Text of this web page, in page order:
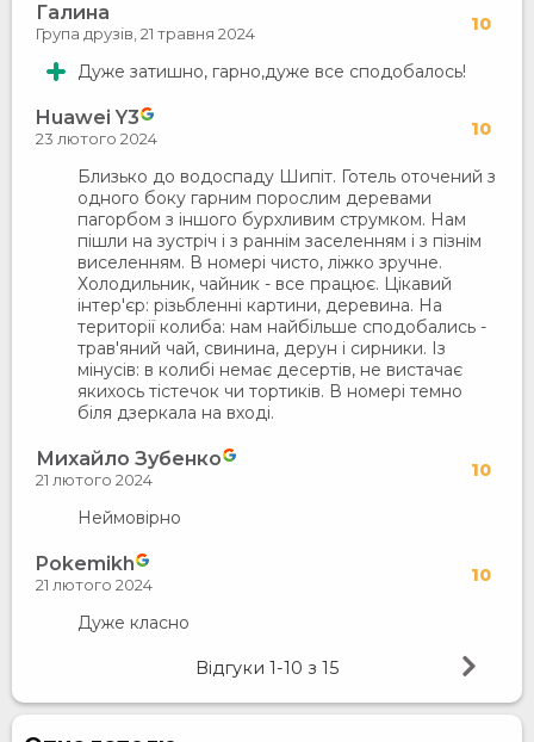
Галина 10
Група друзів, 21 травня 2024
Дуже затишно, гарно,дуже все сподобалось!
Huawei Y3 10
23 лютого 2024
Близько до водоспаду Шипіт. Готель оточений з
одного боку гарним порослим деревами
пагорбом з іншого бурхливим струмком. Нам
пішли на зустріч і з раннім заселенням і з пізнім
виселенням. В номері чисто, ліжко зручне.
Холодильник, чайник - все працює. Цікавий
інтер'єр: різьбленні картини, деревина. На
території колиба: нам найбільше сподобались -
трав'яний чай, свинина, дерун і сирники. Із
мінусів: в колибі немає десертів, не вистачає
якихось тістечок чи тортиків. В номері темно
біля дзеркала на вході.
Михайло Зубенко 10
21 лютого 2024
Неймовірно
Pokemikh 10
21 лютого 2024
Дуже класно
Відгуки 1-10 з 15